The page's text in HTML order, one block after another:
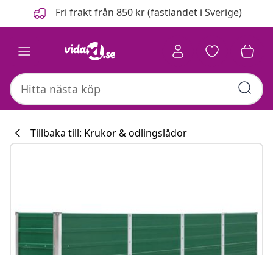
FöregåendeFri frakt från 850 kr (fastlandet i Sverige)
Tillbaka till: Krukor & odlingslådor